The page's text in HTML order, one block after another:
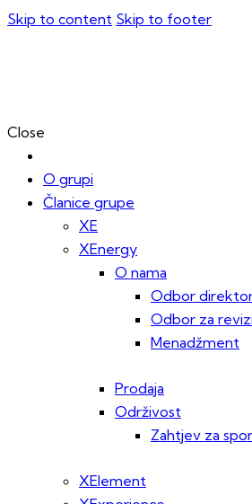
Skip to content Skip to footer
Close
O grupi
Članice grupe
XE
XEnergy
O nama
Odbor
Odbor za
Menadžment
Prodaja
Održivost
Zahtjev za
XElement